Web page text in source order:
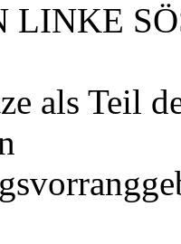
als Teil